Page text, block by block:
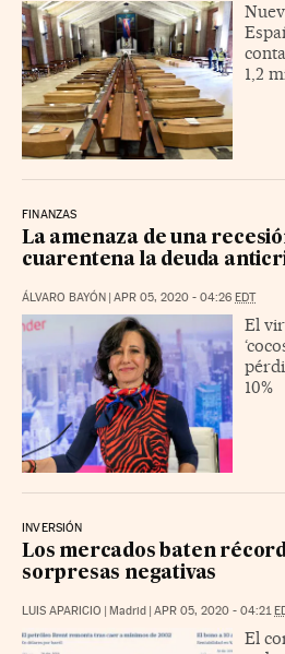
1,2
FINANZAS
La amenaza de una
cuarentena la deuda
ÁLVARO BAYÓN APR 05, 2020 - 04:26 EDT
El
10%
INVERSIÓN
Los mercados baten
sorpresas negativas
LUIS APARICIO Madrid APR 05, 2020 - 04:21
El